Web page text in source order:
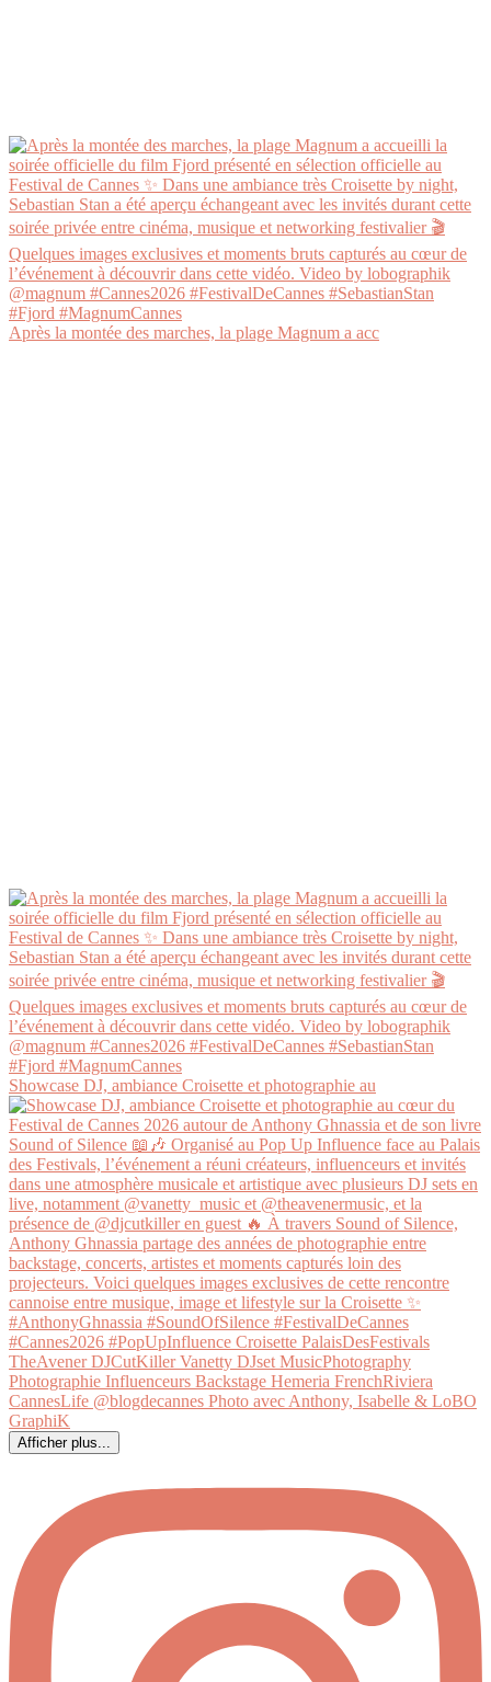
Après la montée des marches, la plage Magnum a acc
Showcase DJ, ambiance Croisette et photographie au
Afficher plus...